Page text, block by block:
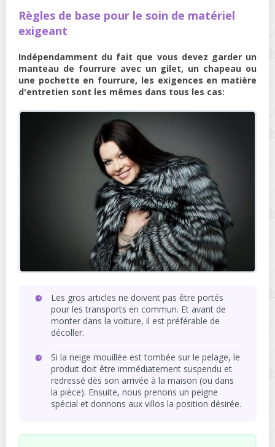
Règles de base pour le soin de matériel
exigeant
Indépendamment du fait que vous devez garder un
manteau de fourrure avec un gilet, un chapeau ou
une pochette en fourrure, les exigences en matière
d'entretien sont les mêmes dans tous les cas:
Les gros articles ne doivent pas être portés
pour les transports en commun. Et avant de
monter dans la voiture, il est préférable de
décoller.
Si la neige mouillée est tombée sur le pelage, le
produit doit être immédiatement suspendu et
redressé dès son arrivée à la maison (ou dans
la pièce). Ensuite, nous prenons un peigne
spécial et donnons aux villos la position désirée.